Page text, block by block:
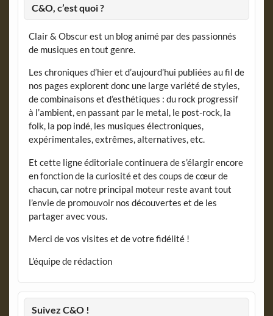
C&O, c’est quoi ?
Clair & Obscur est un blog animé par des passionnés
de musiques en tout genre.
Les chroniques d’hier et d’aujourd’hui publiées au fil de
nos pages explorent donc une large variété de styles,
de combinaisons et d’esthétiques : du rock progressif
à l’ambient, en passant par le metal, le post-rock, la
folk, la pop indé, les musiques électroniques,
expérimentales, extrêmes, alternatives, etc.
Et cette ligne éditoriale continuera de s’élargir encore
en fonction de la curiosité et des coups de cœur de
chacun, car notre principal moteur reste avant tout
l’envie de promouvoir nos découvertes et de les
partager avec vous.
Merci de vos visites et de votre fidélité !
L’équipe de rédaction
Suivez C&O !